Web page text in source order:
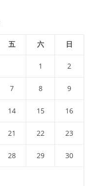
五 六 日
1 2
7 8 9
14 15 16
21 22 23
28 29 30